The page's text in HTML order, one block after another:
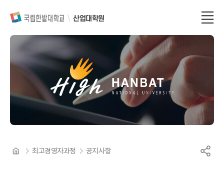
산업대학원
최고경영자과정 공지사항